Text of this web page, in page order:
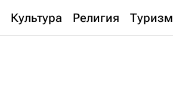
Культура Религия Туризм